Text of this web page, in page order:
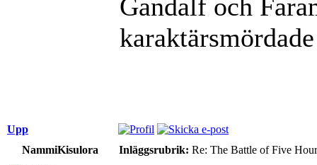
Gandalf och
Upp
NammiKisulora
Inläggsrubrik: Re: The Battle of Five